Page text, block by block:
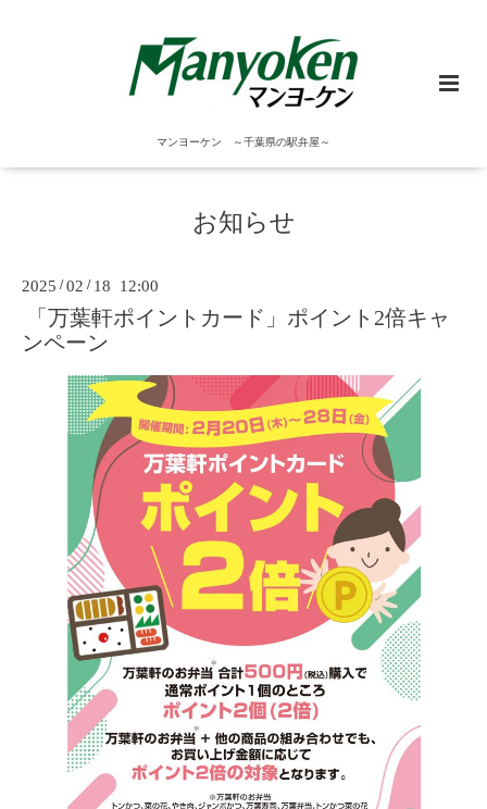
マンヨーケン ～千葉県の駅弁屋～
お知らせ
2025 /02 / 18 12:00
「万葉軒ポイントカード」ポイント2倍キャ
ンペーン